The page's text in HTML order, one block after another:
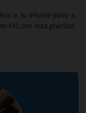
a tu iPhone paso a
iOS con esta práctica